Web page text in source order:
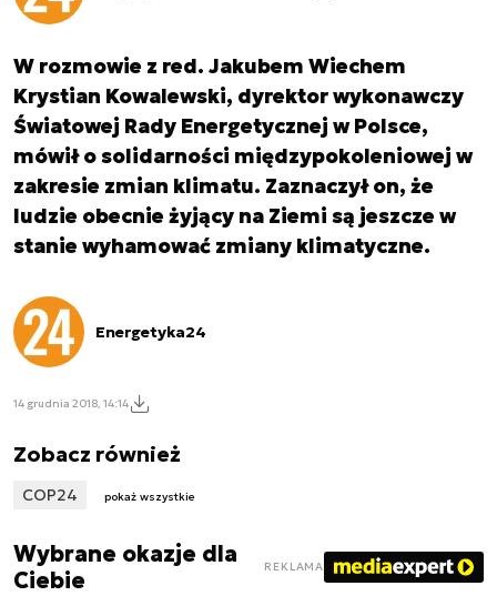
W rozmowie z red. Jakubem Wiechem
Krystian Kowalewski, dyrektor wykonawczy
Światowej Rady Energetycznej w Polsce,
mówił o solidarności międzypokoleniowej w
zakresie zmian klimatu. Zaznaczył on, że
ludzie obecnie żyjący na Ziemi są jeszcze w
stanie wyhamować zmiany klimatyczne.
Energetyka24
14 grudnia 2018, 14:14
Zobacz również
COP24 pokaż wszystkie
Wybrane okazje dla
Ciebie
REKLAMA